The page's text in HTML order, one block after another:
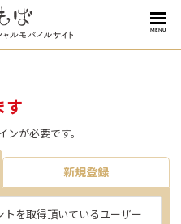
MENU
す
ンが必要です。
新規登録
トを取得頂いているユーザー